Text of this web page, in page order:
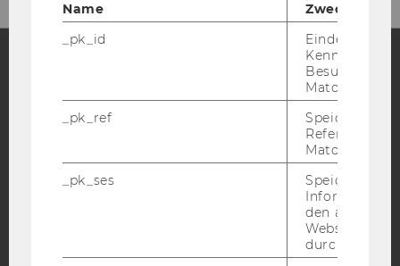
Blog
YouTube NewsletterBluesky
Name
Zweck
_pk_id
Eindeutige
Besuchers
Matomo.
_pk_ref
Speicherung
Referrers
Matomo.
_pk_ses
Speicherung
den aktuellen
durch